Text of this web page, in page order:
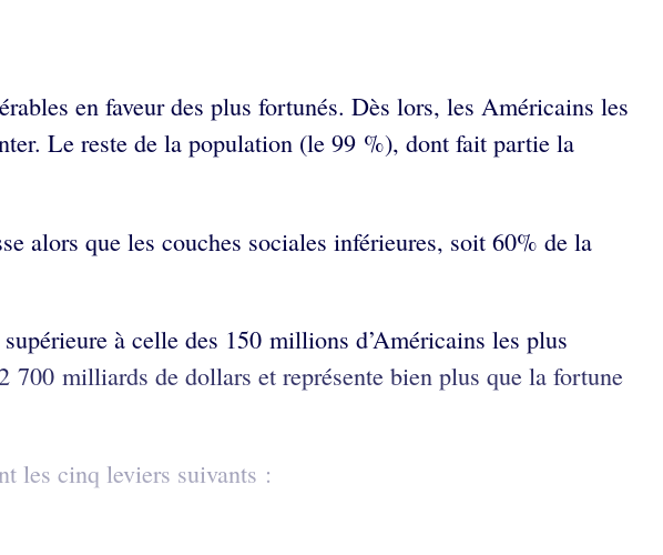
en faveur des plus fortunés. Dès lors, les Américains les
Le reste de la population (le 99 %), dont fait partie la
alors que les couches sociales inférieures, soit 60% de la
à celle des 150 millions d’Américains les plus
milliards de dollars et représente bien plus que la fortune
les cinq leviers suivants :